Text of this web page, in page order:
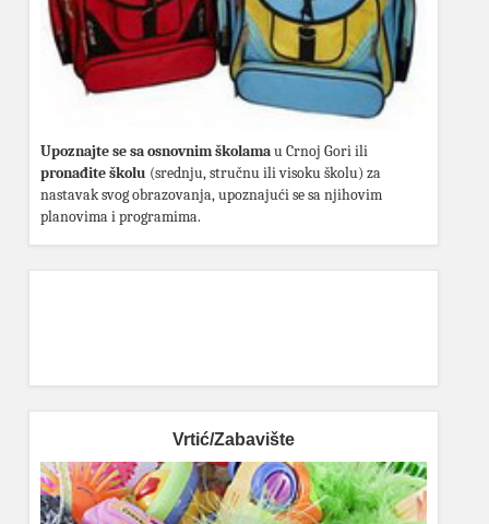
Upoznajte se sa osnovnim školamau Crnoj Gori ili
pronađite školu (srednju, stručnu ili visoku školu) za
nastavak svog obrazovanja, upoznajući se sa njihovim
planovima i programima.
Vrtić/Zabavište